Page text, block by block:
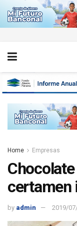
Home Empresas
certamen
by admin 2019/